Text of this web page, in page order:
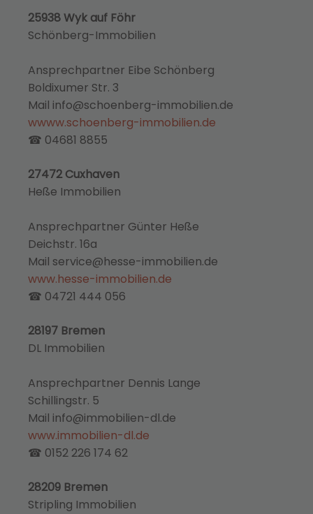
25938 Wyk auf Föhr
Schönberg-Immobilien
Ansprechpartner Eibe Schönberg
Boldixumer Str. 3
Mail info@schoenberg-immobilien.de
wwww.schoenberg-immobilien.de
☎ 04681 8855
27472 Cuxhaven
Heße Immobilien
Ansprechpartner Günter Heße
Deichstr. 16a
Mail service@hesse-immobilien.de
www.hesse-immobilien.de
☎ 04721 444 056
28197 Bremen
DL Immobilien
Ansprechpartner Dennis Lange
Schillingstr. 5
Mail info@immobilien-dl.de
www.immobilien-dl.de
☎ 0152 226 174 62
28209 Bremen
Stripling Immobilien